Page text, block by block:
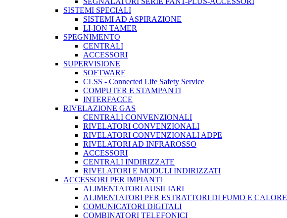
SISTEMI SPECIALI
SISTEMI AD ASPIRAZIONE
LI-ION TAMER
SPEGNIMENTO
CENTRALI
ACCESSORI
SUPERVISIONE
SOFTWARE
CLSS - Connected Life Safety Service
COMPUTER E STAMPANTI
INTERFACCE
RIVELAZIONE GAS
CENTRALI CONVENZIONALI
RIVELATORI CONVENZIONALI
RIVELATORI CONVENZIONALI ADPE
RIVELATORI AD INFRAROSSO
ACCESSORI
CENTRALI INDIRIZZATE
RIVELATORI E MODULI INDIRIZZATI
ACCESSORI PER IMPIANTI
ALIMENTATORI AUSILIARI
ALIMENTATORI PER ESTRATTORI DI FUMO E CALORE
COMUNICATORI DIGITALI
COMBINATORI TELEFONICI